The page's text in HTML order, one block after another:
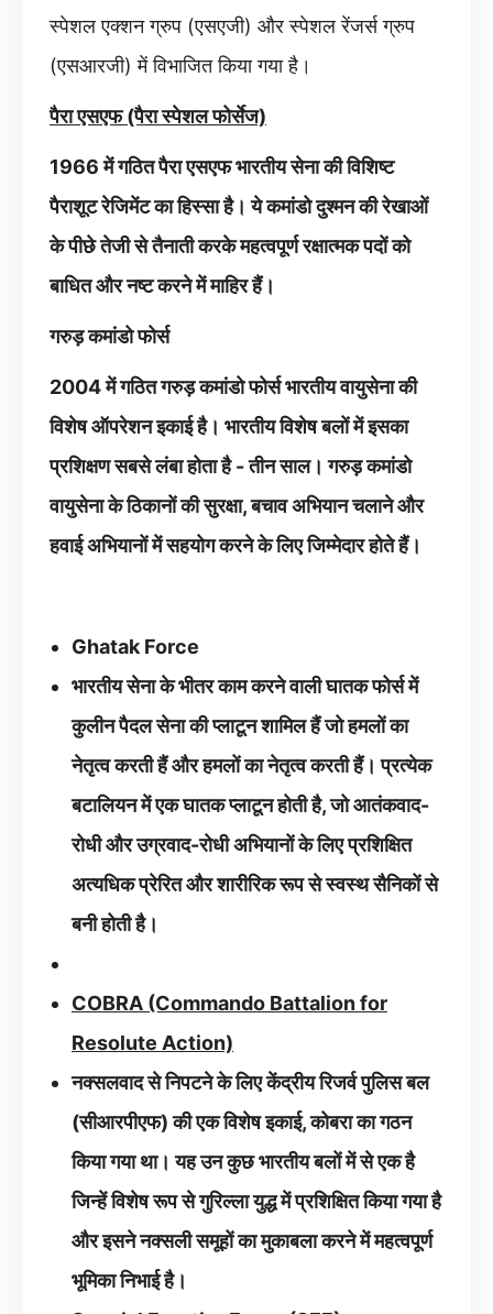
स्पेशल एक्शन ग्रुप (एसएजी) और स्पेशल रेंजर्स ग्रुप
(एसआरजी) में विभाजित किया गया है।
पैरा एसएफ (पैरा स्पेशल फोर्सेज)
1966 में गठित पैरा एसएफ भारतीय सेना की विशिष्ट
पैराशूट रेजिमेंट का हिस्सा है। ये कमांडो दुश्मन की रेखाओं
के पीछे तेजी से तैनाती करके महत्वपूर्ण रक्षात्मक पदों को
बाधित और नष्ट करने में माहिर हैं।
गरुड़ कमांडो फोर्स
2004 में गठित गरुड़ कमांडो फोर्स भारतीय वायुसेना की
विशेष ऑपरेशन इकाई है। भारतीय विशेष बलों में इसका
प्रशिक्षण सबसे लंबा होता है - तीन साल। गरुड़ कमांडो
वायुसेना के ठिकानों की सुरक्षा, बचाव अभियान चलाने और
हवाई अभियानों में सहयोग करने के लिए जिम्मेदार होते हैं।
Ghatak Force
भारतीय सेना के भीतर काम करने वाली घातक फोर्स में
कुलीन पैदल सेना की प्लाटून शामिल हैं जो हमलों का
नेतृत्व करती हैं और हमलों का नेतृत्व करती हैं। प्रत्येक
बटालियन में एक घातक प्लाटून होती है, जो आतंकवाद-
रोधी और उग्रवाद-रोधी अभियानों के लिए प्रशिक्षित
अत्यधिक प्रेरित और शारीरिक रूप से स्वस्थ सैनिकों से
बनी होती है।
COBRA (Commando Battalion for
Resolute Action)
नक्सलवाद से निपटने के लिए केंद्रीय रिजर्व पुलिस बल
(सीआरपीएफ) की एक विशेष इकाई, कोबरा का गठन
किया गया था। यह उन कुछ भारतीय बलों में से एक है
जिन्हें विशेष रूप से गुरिल्ला युद्ध में प्रशिक्षित किया गया है
और इसने नक्सली समूहों का मुकाबला करने में महत्वपूर्ण
भूमिका निभाई है।